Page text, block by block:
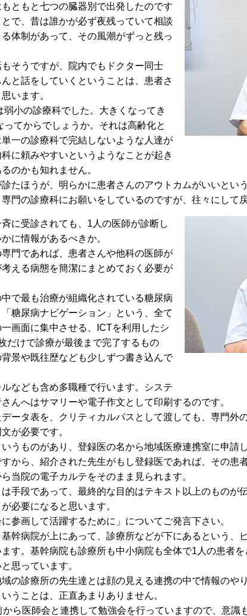
ともと七つの臓器別で出発したのです
で、昔は誰かが必ず夜残っていて相談
体制があって、その風潮がずっと残っ
そうですが、院内でもドクター同士
と話をしていくということは、患者さ
います。
小の診療科でした。大きくなってき
てからでしょうか。それは高齢化と
一の診療科で完結しないような人達が
に頼みやすいというようなことが起き
のかも知れません。
たほうが、明らかに患者さんのアウトカムがいいとい
門の診療科にお願いをしているのですが、往々にして
に受診されても、1人の医師が診断し
に情報があるべきか。
門であれば、患者さんや他科の医師が
える病態を簡潔にまとめておく必要が
で最も治療が組織化されている糖尿病
糖尿病ナビゲーション」という、全て
画面に集中させる、ICTを利用したシ
だけで診療が最後まで完了するもの
景や既往歴なども少しずつ書き込んで
なども含め多職種で行います。システ
んへはサマリーや電子作文として印刷するのです。
ータ表を、クリティカルパスとして渡しても、専門外
が必要です。
うものがあり、登録医の名から地域医療連携室に申請
から、紹介された先生がもし登録医であれば、その患
当院の電子カルテをそのまま見られます。
手段であって、最終的な目的はテキスト以上のものが
必要になると思います。
参画して活躍するために」についてご発言下さい。
病院が上にあって、診療所などが下にあるという、
す。基幹病院も診療所も中小病院も全体で1人の患者
思っています。
の診療所の先生達とは顔の見える連携の中で情報のや
うことは、正直あまりありません。
ら医師会と連携して勉強会を行っていますので、意識